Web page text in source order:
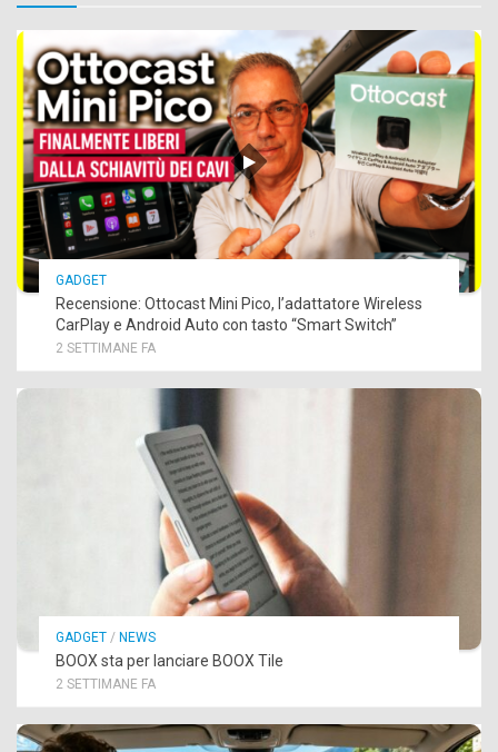
GADGET
Recensione: Ottocast Mini Pico, l’adattatore Wireless
CarPlay e Android Auto con tasto “Smart Switch”
2 SETTIMANE FA
GADGET / NEWS
BOOX sta per lanciare BOOX Tile
2 SETTIMANE FA